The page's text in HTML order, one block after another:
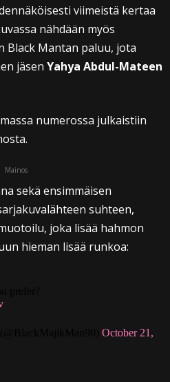
viimeistä kertaa
nähdään myös
Black Mantan paluu, jota
jäsen Yahya Abdul-Mateen
numerossa julkaistiin
Mainos
sekä ensimmäisen
suhteen,
joka lisää hahmon
hieman lisää runkoa:
October 21,